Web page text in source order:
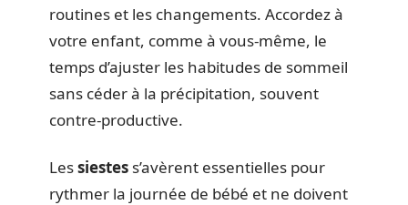
routines et les changements. Accordez à
votre enfant, comme à vous-même, le
temps d’ajuster les habitudes de sommeil
sans céder à la précipitation, souvent
contre-productive.
Lessiestes s’avèrent essentielles pour
rythmer la journée de bébé et ne doivent